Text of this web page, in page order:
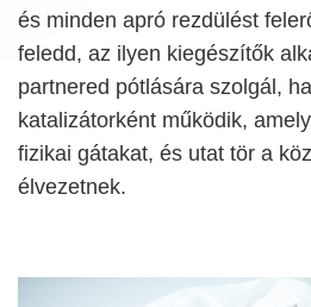
és minden apró rezdülést
feledd, az ilyen kiegészítők
partnered pótlására szolgál,
katalizátorként működik,
fizikai gátakat, és utat tör a
élvezetnek.